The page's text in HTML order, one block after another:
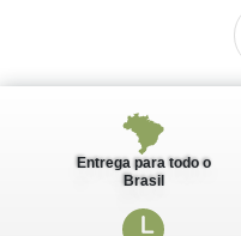
Entrega para todo o
Brasil